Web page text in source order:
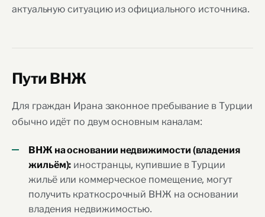
актуальную ситуацию из официального источника.
Пути ВНЖ
Для граждан Ирана законное пребывание в Турции
обычно идёт по двум основным каналам:
ВНЖ на основании недвижимости (владения
жильём): иностранцы, купившие в Турции
жильё или коммерческое помещение, могут
получить краткосрочный ВНЖ на основании
владения недвижимостью.